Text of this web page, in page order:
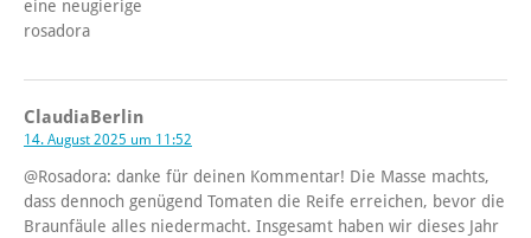
eine neugierige
rosadora
ClaudiaBerlin
14. August 2025 um 11:52
@Rosadora: danke für deinen Kommentar! Die Masse machts,
dass dennoch genügend Tomaten die Reife erreichen, bevor die
Braunfäule alles niedermacht. Insgesamt haben wir dieses Jahr